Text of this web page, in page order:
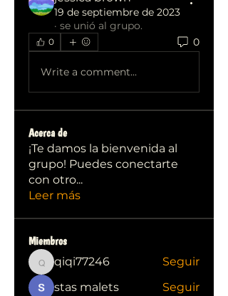
19 de septiembre de 2023
· se unió al grupo.
0 0
Write a comment...
Acerca de
¡Te damos la bienvenida al
grupo! Puedes conectarte
con otro...
Leer más
Miembros
qiqi77246
qiqi77246
Seguir
stas malets
Seguir